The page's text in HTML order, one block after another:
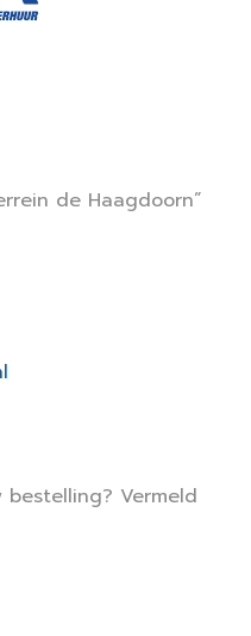
de Haagdoorn”
Vermeld